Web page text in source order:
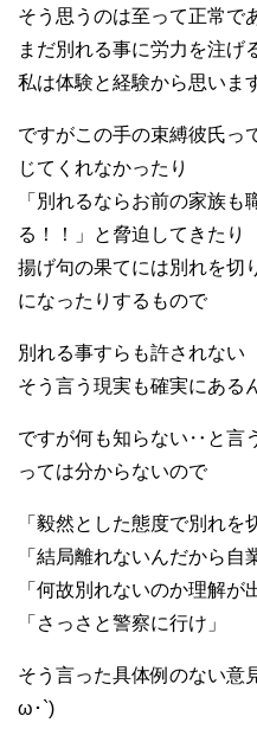
そう思うのは至って正常で
まだ別れる事に労力を注げ
私は体験と経験から思いま
ですがこの手の束縛彼氏っ
じてくれなかったり
「別れるならお前の家族
る！！」と脅迫してきたり
揚げ句の果てには別れを切
になったりするもので
別れる事すらも許されない
そう言う現実も確実にある
ですが何も知らない‥と言
っては分からないので
「毅然とした態度で別れを
「結局離れないんだから自
「何故別れないのか理解が
「さっさと警察に行け」
そう言った具体例のない意
ω･`)